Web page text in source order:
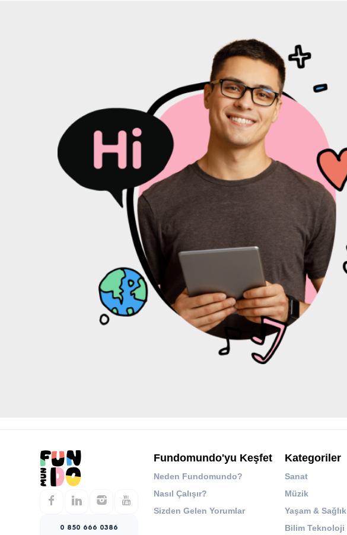
0 850 666 0386
Fundomundo'yu Keşfet
Neden Fundomundo?
Nasıl Çalışır?
Sizden Gelen Yorumlar
Kategoriler
Sanat
Müzik
Yaşam & Sağlık
Bilim Teknoloji